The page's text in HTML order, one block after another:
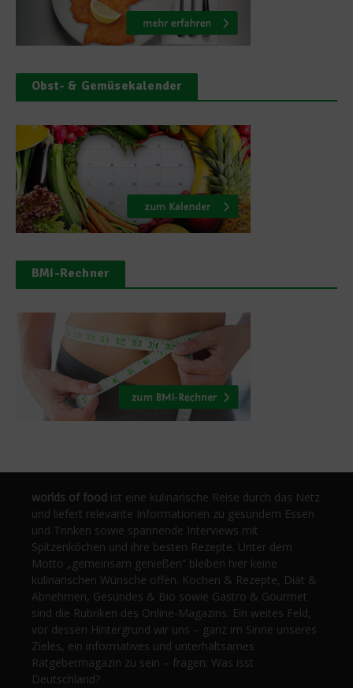
Obst- & Gemüsekalender
BMI-Rechner
worlds of food ist eine kulinarische Reise durch das Netz
und liefert relevante Informationen zu gesundem Essen
und Trinken sowie spannende Interviews mit
Spitzenköchen und ihre besten Rezepte. Unter dem
Motto „gemeinsam genießen“ bleiben hier keine
kulinarischen Wünsche offen. Kochen & Rezepte, Diät &
Abnehmen, Gesundes & Bio sowie Gastro & Gourmet
sind die Rubriken des Online-Magazins. Ein weites Feld,
vor dessen Hintergrund wir uns – ganz im Sinne unseres
Zieles, ein informatives und unterhaltsames
Ratgebermagazin zu sein – fragen: Was isst
Deutschland?